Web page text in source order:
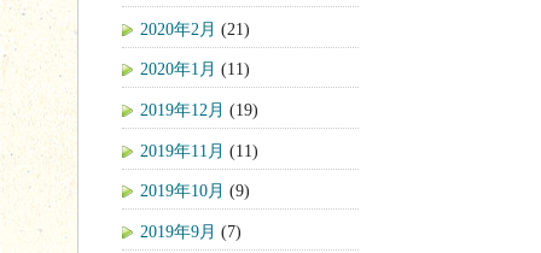
2020年2月 (21)
2020年1月 (11)
2019年12月 (19)
2019年11月 (11)
2019年10月 (9)
2019年9月 (7)